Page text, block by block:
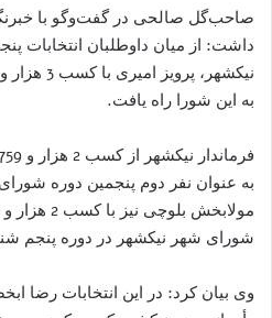
صاحب‌گل صالحی در گفت‌وگو با
داشت: از میان داوطلبان انتخابات
به این شورا راه یافت.
به عنوان نفر دوم پنجمین دوره
شورای شهر نیکشهر در دوره پنجم